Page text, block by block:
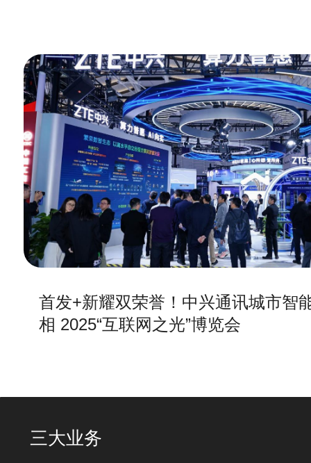
首发+新耀双荣誉！中兴通讯城市智能体平台亮相
览会
首发+新耀双荣誉！中兴通讯城市智
相 2025“互联网之光”博览会
三大业务